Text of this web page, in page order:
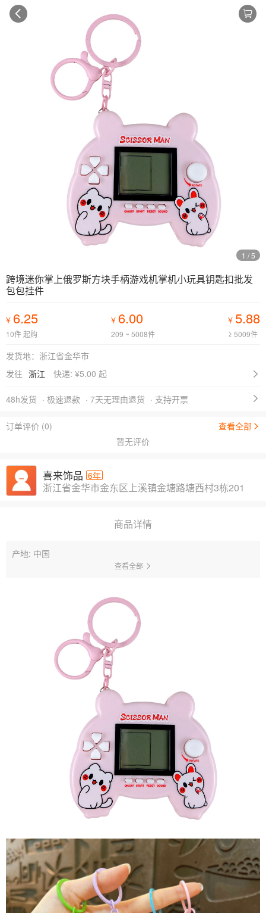
1 / 5
跨境迷你掌上俄罗斯方块手柄游戏机掌机小玩具钥匙扣批发
包包挂件
¥ 6.25
10件 起购
¥ 6.00
209 ~ 5008件
¥ 5.88
≥ 5009件
发货地：浙江省金华市
发往 浙江 快递: ¥5.00 起
48h发货 · 极速退款 · 7天无理由退货 · 支持开票
订单评价 (0)
查看全部
暂无评价
喜来饰品 6年
浙江省金华市金东区上溪镇金塘路塘西村3栋201
商品详情
产地: 中国
查看全部